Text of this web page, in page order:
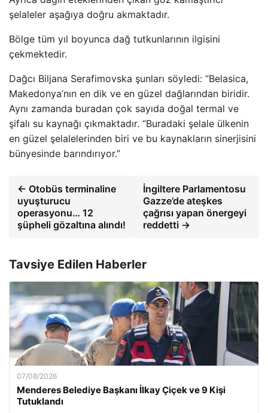
şelaleler aşağıya doğru akmaktadır.
Bölge tüm yıl boyunca dağ tutkunlarının ilgisini
çekmektedir.
Dağcı Biljana Serafimovska şunları söyledi: “Belasica,
Makedonya’nın en dik ve en güzel dağlarından biridir.
Aynı zamanda buradan çok sayıda doğal termal ve
şifalı su kaynağı çıkmaktadır. “Buradaki şelale ülkenin
en güzel şelalelerinden biri ve bu kaynakların sinerjisini
bünyesinde barındırıyor.”
← Otobüs terminaline
uyuşturucu
operasyonu… 12
şüpheli gözaltına alındı!
İngiltere Parlamentosu
Gazze’de ateşkes
çağrısı yapan önergeyi
reddetti →
Tavsiye Edilen Haberler
07/08/2026
Menderes Belediye Başkanı İlkay Çiçek ve 9 Kişi
Tutuklandı